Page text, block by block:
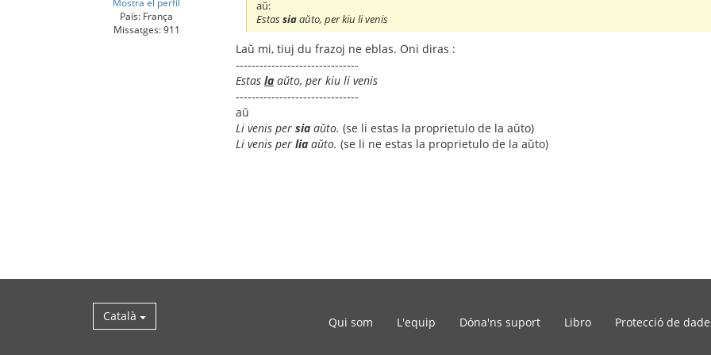
País: França
Missatges: 911
aŭ:
Estassiaaŭto, per kiu li venis
Laŭ mi, tiuj du frazoj ne eblas. Oni diras :
-------------------------------
Estas la aŭto, per kiu li venis
-------------------------------
aŭ
Li venis per sia aŭto. (se li estas la proprietulo de la aŭto)
Li venis per lia aŭto. (se li ne estas la proprietulo de la aŭto)
Català Qui som L'equip Dóna'ns suport Libro Protecció de